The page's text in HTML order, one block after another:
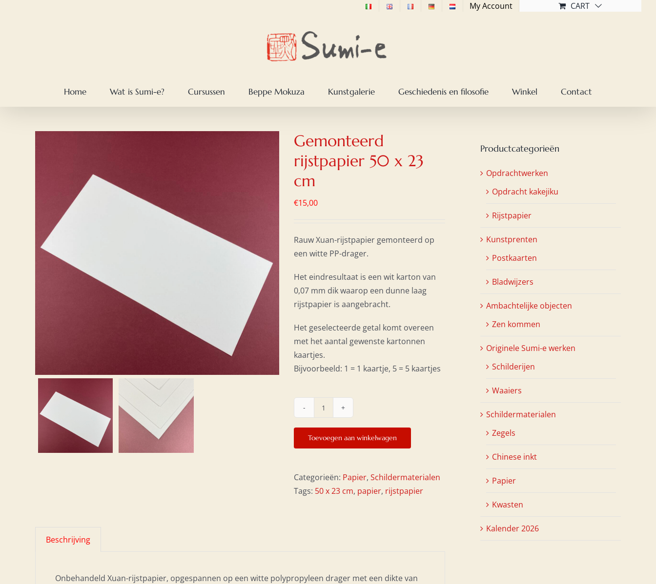
My Account CART
Home Wat is Sumi-e? Cursussen Beppe Mokuza Kunstgalerie Geschiedenis en filosofie Winkel Contact
Gemonteerd
rijstpapier 50 x 23
cm
€15,00
Rauw Xuan-rijstpapier gemonteerd op
een witte PP-drager.
Het eindresultaat is een wit karton van
0,07 mm dik waarop een dunne laag
rijstpapier is aangebracht.
Het geselecteerde getal komt overeen
met het aantal gewenste kartonnen
kaartjes.
Bijvoorbeeld: 1 = 1 kaartje, 5 = 5 kaartjes
Gemonteerd
rijstpapier
50
cm
aantal
Toevoegen aan winkelwagen
Categorieën: Papier, Schildermaterialen
Tags: 50 x 23 cm, papier, rijstpapier
Beschrijving
Onbehandeld Xuan-rijstpapier, opgespannen op een witte polypropyleen drager met een dikte van
Productcategorieën
Opdrachtwerken
Opdracht kakejiku
Rijstpapier
Kunstprenten
Postkaarten
Bladwijzers
Ambachtelijke objecten
Zen kommen
Originele Sumi-e werken
Schilderijen
Waaiers
Schildermaterialen
Zegels
Chinese inkt
Papier
Kwasten
Kalender 2026